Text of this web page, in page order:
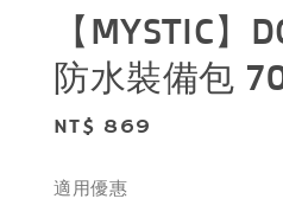
【MYSTIC】
防水裝備包
Regular
NT$ 869
適用優惠